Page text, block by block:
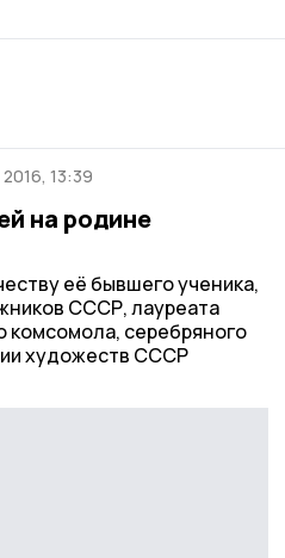
13:39
на родине
её бывшего ученика,
СССР, лауреата
комсомола, серебряного
художеств СССР